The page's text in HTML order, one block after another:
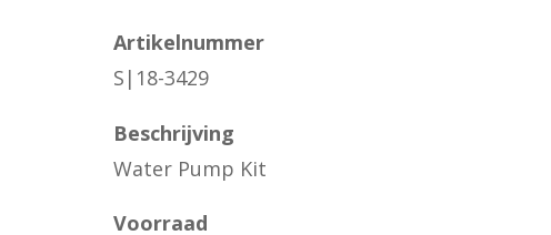
Artikelnummer
S|18-3429
Beschrijving
Water Pump Kit
Voorraad